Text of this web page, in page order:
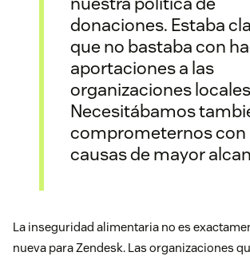
donaciones. Estaba
que no bastaba con
aportaciones a las
organizaciones
Necesitábamos
comprometernos con
causas de mayor
La inseguridad alimentaria no es
nueva para Zendesk. Las organizaciones